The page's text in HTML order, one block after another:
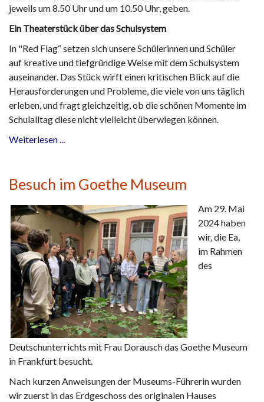
jeweils um 8.50 Uhr und um 10.50 Uhr, geben.
Ein Theaterstück über das Schulsystem
In "Red Flag“ setzen sich unsere Schülerinnen und Schüler
auf kreative und tiefgründige Weise mit dem Schulsystem
auseinander. Das Stück wirft einen kritischen Blick auf die
Herausforderungen und Probleme, die viele von uns täglich
erleben, und fragt gleichzeitig, ob die schönen Momente im
Schulalltag diese nicht vielleicht überwiegen können.
Weiterlesen ...
Besuch im Goethe Museum
Am 29. Mai
2024 haben
wir, die Ea,
im Rahmen
des
Deutschunterrichts mit Frau Dorausch das Goethe Museum
in Frankfurt besucht.
Nach kurzen Anweisungen der Museums-Führerin wurden
wir zuerst in das Erdgeschoss des originalen Hauses